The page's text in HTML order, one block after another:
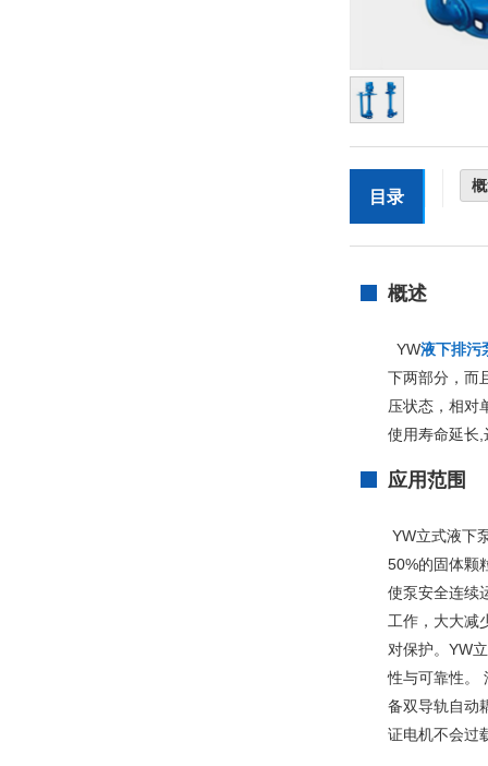
目录
概述
YW液下排污
下两部分，而
压状态，相对
使用寿命延长
应用范围
YW立式液下
50%的固体颗
使泵安全连续
工作，大大减
对保护。 YW
性与可靠性。
备双导轨自动
证电机不会过